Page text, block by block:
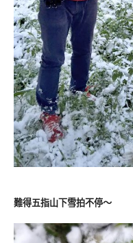
難得五指山下雪拍不停～